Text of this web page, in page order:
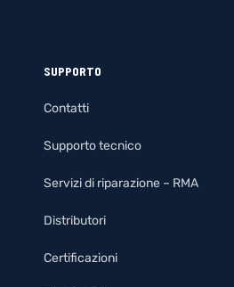
SUPPORTO
Contatti
Supporto tecnico
Servizi di riparazione – RMA
Distributori
Certificazioni